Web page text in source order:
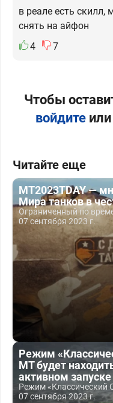
в реале есть скилл,
снять на айфон
4
7
Чтобы
войдитеили
Читайте еще
MT2023TDAY —
Мира танков в
Ограниченный по
07 сентября 2023 г.
Режим
МТ будет
активном
Режим «Классический
07 сентября 2023 г.